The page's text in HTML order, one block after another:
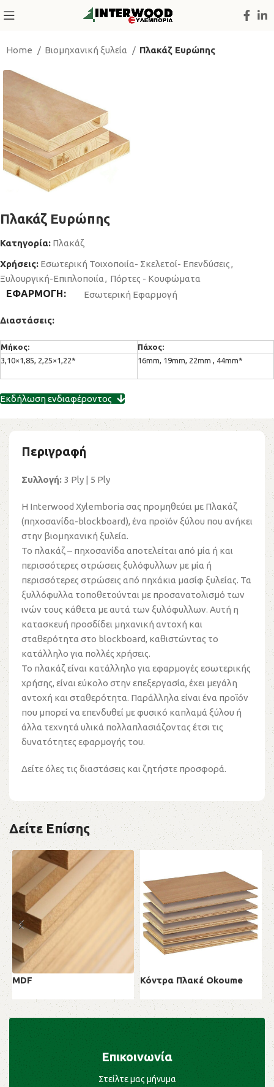
Home Βιομηχανική ξυλεία Πλακάζ Ευρώπης
Πλακάζ Ευρώπης
Κατηγορία: Πλακάζ
Χρήσεις: Εσωτερική Τοιχοποιία- Σκελετοί- Επενδύσεις,
Ξυλουργική-Επιπλοποιία, Πόρτες - Κουφώματα
ΕΦΑΡΜΟΓΗ Εσωτερική Εφαρμογή
Διαστάσεις:
Μήκος:
3,10×1,85, 2,25×1,22*
Πάχος:
16mm, 19mm, 22mm , 44mm*
Εκδήλωση ενδιαφέροντος
Περιγραφή
Συλλογή: 3 Ply | 5 Ply
Η Interwood Xylemboria σας προμηθεύει με Πλακάζ
(πηχοσανίδα-blockboard), ένα προϊόν ξύλου που ανήκει
στην βιομηχανική ξυλεία.
Το πλακάζ – πηχοσανίδα αποτελείται από μία ή και
περισσότερες στρώσεις ξυλόφυλλων με μία ή
περισσότερες στρώσεις από πηχάκια μασίφ ξυλείας. Τα
ξυλλόφυλλα τοποθετούνται με προσανατολισμό των
ινών τους κάθετα με αυτά των ξυλόφυλλων. Αυτή η
κατασκευή προσδίδει μηχανική αντοχή και
σταθερότητα στο blockboard, καθιστώντας το
κατάλληλο για πολλές χρήσεις.
To πλακάζ είναι κατάλληλο για εφαρμογές εσωτερικής
χρήσης, είναι εύκολο στην επεξεργασία, έχει μεγάλη
αντοχή και σταθερότητα. Παράλληλα είναι ένα προϊόν
που μπορεί να επενδυθεί με φυσικό καπλαμά ξύλου ή
άλλα τεχνητά υλικά πολλαπλασιάζοντας έτσι τις
δυνατότητες εφαρμογής του.
Δείτε όλες τις διαστάσεις και ζητήστε προσφορά.
Δείτε Επίσης
MDF
MDF
Κόντρα Πλακέ Okoume
Κόντρα Πλακέ
Επικοινωνία
Στείλτε μας μήνυμα